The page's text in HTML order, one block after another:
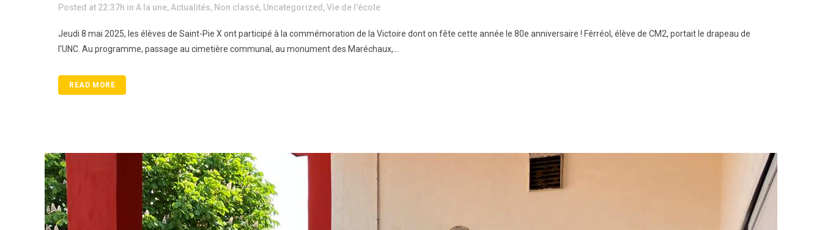
Posted at 22:37h in A la une, Actualités, Non classé, Uncategorized ,Vie de l'école
Jeudi 8 mai 2025, les élèves de Saint-Pie X ont participé à la commémoration de la Victoire dont on fête cette année le 80e anniversaire ! Férréol, élève de CM2, portait le drapeau de
l'UNC. Au programme, passage au cimetière communal, au monument des Maréchaux,...
READ MORE